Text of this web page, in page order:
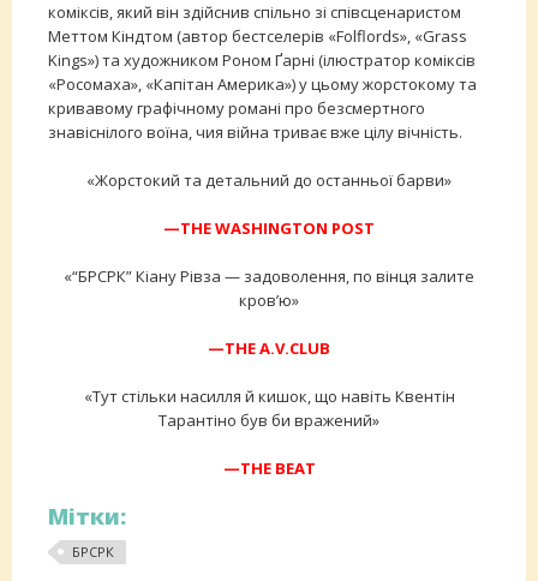
коміксів, який він здійснив спільно зі співсценаристом
Меттом Кіндтом (автор бестселерів «Folflords», «Grass
Kings») та художником Роном Ґарні (ілюстратор коміксів
«Росомаха», «Капітан Америка») у цьому жорстокому та
кривавому графічному романі про безсмертного
знавіснілого воїна, чия війна триває вже цілу вічність.
«Жорстокий та детальний до останньої барви»
—THE WASHINGTON POST
«“БРСРК” Кіану Рівза — задоволення, по вінця залите
кров’ю»
—THE A.V.CLUB
«Тут стільки насилля й кишок, що навіть Квентін
Тарантіно був би вражений»
—THE BEAT
Мітки:
БРСРК